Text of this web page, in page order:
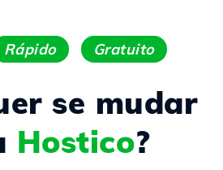
Rápido Gratuito
se mudar
Hostico?